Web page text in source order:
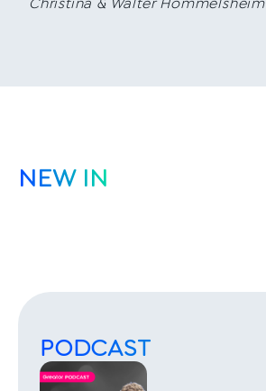
NEW IN
PODCAST